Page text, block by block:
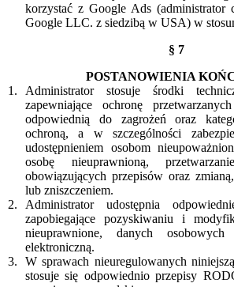
korzystać z Google Ads (administrator
Google LLC. z siedzibą w USA) w
§ 7
POSTANOWIENIA
Administrator stosuje środki
zapewniające ochronę
odpowiednią do zagrożeń oraz
ochroną, a w szczególności
udostępnieniem osobom
osobę nieuprawnioną,
obowiązujących przepisów oraz
lub zniszczeniem.
Administrator udostępnia
zapobiegające pozyskiwaniu i
nieuprawnione, danych osobowych
elektroniczną.
W sprawach nieuregulowanych
stosuje się odpowiednio przepisy